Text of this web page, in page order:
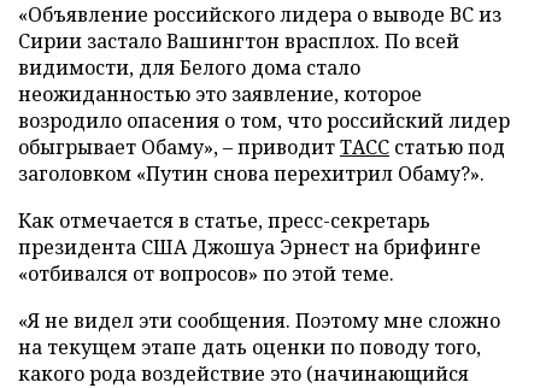
«Объявление российского лидера о выводе ВС из
Сирии застало Вашингтон врасплох. По всей
видимости, для Белого дома стало
неожиданностью это заявление, которое
возродило опасения о том, что российский лидер
обыгрывает Обаму», – приводитТАСС статью под
заголовком «Путин снова перехитрил Обаму?».
Как отмечается в статье, пресс-секретарь
президента США Джошуа Эрнест на брифинге
«отбивался от вопросов» по этой теме.
«Я не видел эти сообщения. Поэтому мне сложно
на текущем этапе дать оценки по поводу того,
какого рода воздействие это (начинающийся